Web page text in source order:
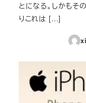
とになる。しかもそ
りこれは […]